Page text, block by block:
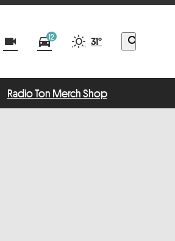
videocam directions_car12 31° search
Radio Ton Merch Shop